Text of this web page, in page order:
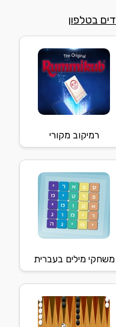
בטלפון
רמיקוב מקורי
משחקי מילים בעברית